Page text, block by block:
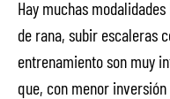
Hay muchas
de rana, subir escaleras
entrenamiento son muy
que, con menor